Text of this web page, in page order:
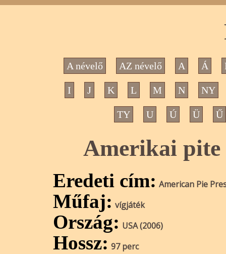
A névelő AZ névelő A Á
I J K L M N NY
TY U Ú Ü Ű
Amerikai pite
Eredeti cím: American Pie
Műfaj: vígjáték
Ország: USA (2006)
Hossz: 97 perc